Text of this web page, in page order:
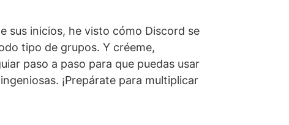
sus inicios, he visto cómo Discord se
tipo de grupos. Y créeme,
paso a paso para que puedas usar
¡Prepárate para multiplicar